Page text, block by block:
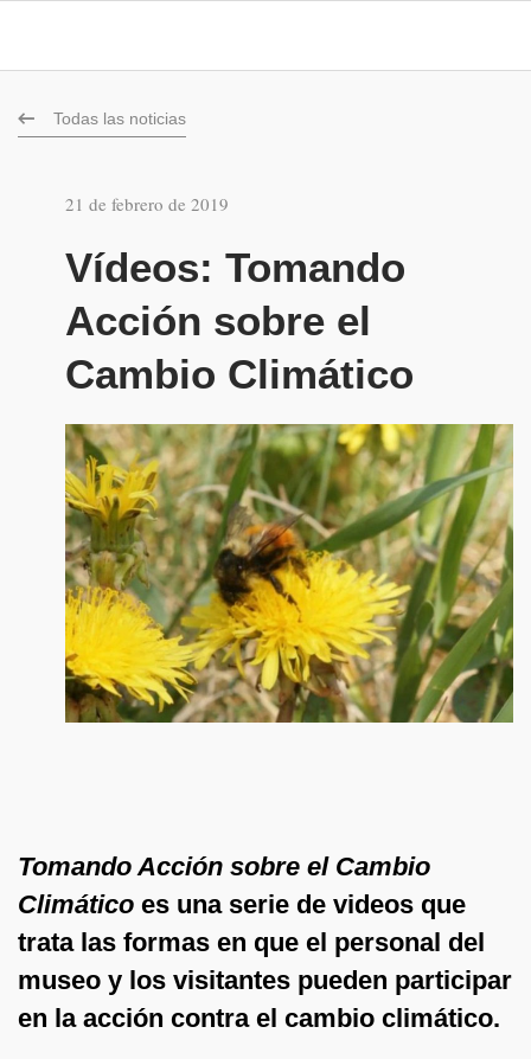
Todas las noticias
21 de febrero de 2019
Vídeos: Tomando
Acción sobre el
Cambio Climático
Tomando Acción sobre el Cambio
Climático es una serie de videos que
trata las formas en que el personal del
museo y los visitantes pueden participar
en la acción contra el cambio climático.